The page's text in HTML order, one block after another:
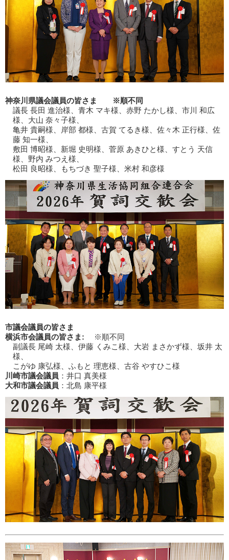
神奈川県議会議員の皆さま
※順不同
議長 長田 進治様、青木 マキ様、赤野 たかし様、市川 和広
様、大山 奈々子様、
亀井 貴嗣様、岸部 都様、古賀 てるき様、佐々木 正行様、佐
藤 知一様、
敷田 博昭様、新堀 史明様、菅原 あきひと様、すとう 天信
様、野内 みつえ様、
松田 良昭様、もちづき 聖子様、米村 和彦様
市議会議員の皆さま
横浜市会議員の皆さま: ※順不同
副議長 尾崎 太様、伊藤 くみこ様、大岩 まさかず様、坂井 太
様、
こがゆ 康弘様、ふもと 理恵様、古谷 やすひこ様
川崎市議会議員 ：井口 真美様
大和市議会議員 ：北島 康平様